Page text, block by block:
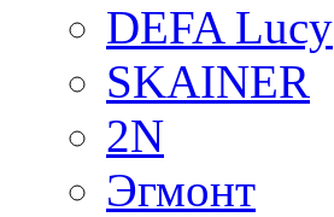
DEFA Lucy
SKAINER
2N
Эгмонт